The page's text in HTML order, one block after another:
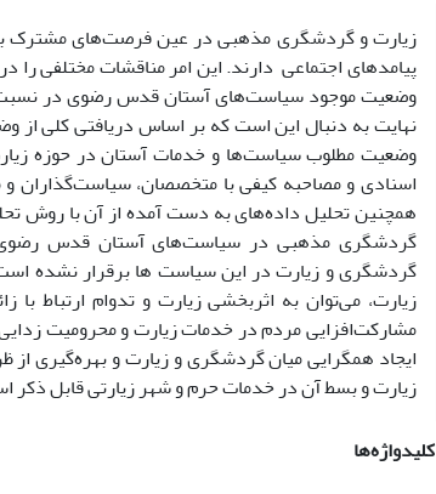
زیارت و گردشگری مذهبی در عین فرصت‌های مشترک
پیامدهای اجتماعی دارند. این امر مناقشات مختلفی
وضعیت موجود سیاست‌های آستان قدس رضوی در
نهایت به دنبال این است که بر اساس دریافتی کلی از
وضعیت مطلوب سیاست‌ها و خدمات آستان در حوزه
اسنادی و مصاحبه‌ کیفی با متخصصان، سیاست‌گذاران
همچنین تحلیل داده‌های به دست آمده از آن با روش
گردشگری مذهبی در سیاست‌های آستان قدس رضوی
گردشگری و زیارت در این سیاست ها برقرار نشده
زیارت، می‌توان به اثربخشی زیارت و تدوام ارتباط
مشارکت‌افزایی مردم در خدمات زیارت و محرومیت
ایجاد همگرایی میان گردشگری و زیارت و بهره‌گیری
زیارت و بسط آن در خدمات حرم و شهر زیارتی قابل ذکر
کلیدواژه‌ها